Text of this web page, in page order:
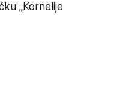
„Kornelije